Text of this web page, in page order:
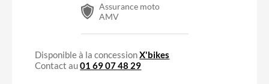
Assurance moto
AMV
Disponible à la concessionX'bikes
Contact au01 69 07 48 29